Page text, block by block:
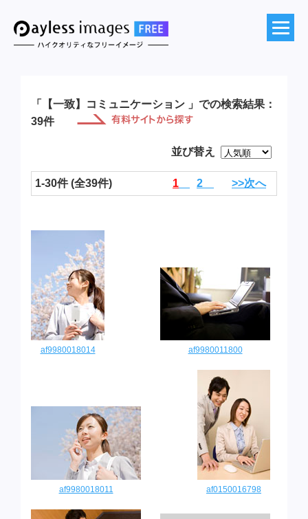
「【一致】コミュニケーション 」での検索結果：
39件
並び替え
1-30件 (全39件) 1 2 >>次へ
af9980018014 af9980011800
af9980018011 af0150016798